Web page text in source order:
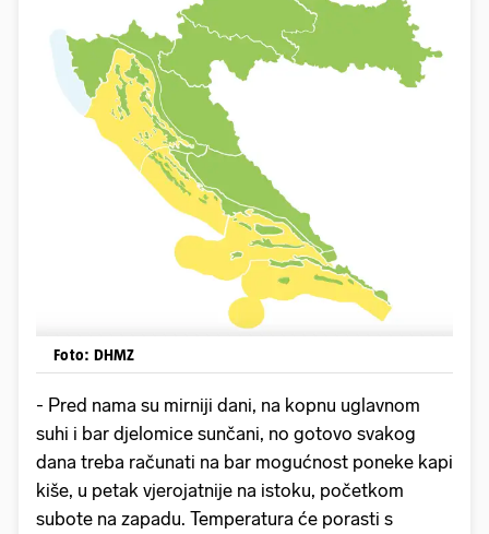
Foto: DHMZ
- Pred nama su mirniji dani, na kopnu uglavnom
suhi i bar djelomice sunčani, no gotovo svakog
dana treba računati na bar mogućnost poneke kapi
kiše, u petak vjerojatnije na istoku, početkom
subote na zapadu. Temperatura će porasti s